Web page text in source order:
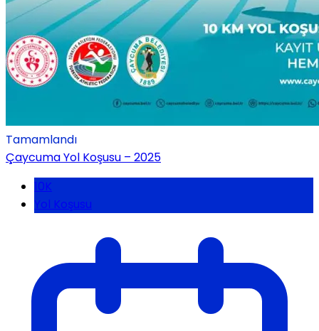
Tamamlandı
Çaycuma Yol Koşusu – 2025
10K
Yol Koşusu